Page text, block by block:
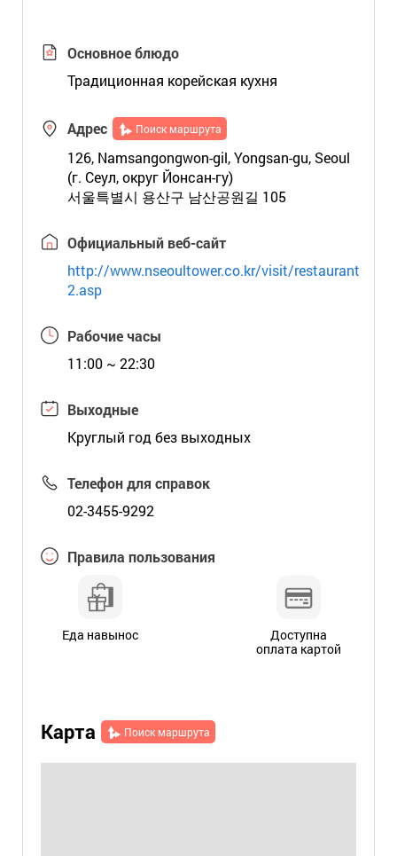
Основное блюдо
Традиционная корейская кухня
Адрес Поиск маршрута
126, Namsangongwon-gil, Yongsan-gu, Seoul
(г. Сеул, округ Йонсан-гу)
서울특별시 용산구 남산공원길 105
Официальный веб-сайт
http://www.nseoultower.co.kr/visit/restaurant
2.asp
Рабочие часы
11:00 ~ 22:30
Выходные
Круглый год без выходных
Телефон для справок
02-3455-9292
Правила пользования
Еда навынос
Доступна
оплата картой
Карта Поиск маршрута